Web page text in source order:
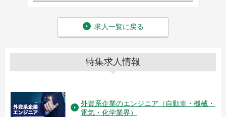
求人一覧に戻る
特集求人情報
外資系企業のエンジニア（自動車・機械・
電気・化学業界）